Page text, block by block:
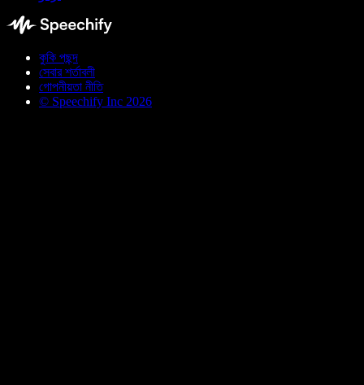
কুকি পছন্দ
সেবার শর্তাবলী
গোপনীয়তা নীতি
© Speechify Inc 2026